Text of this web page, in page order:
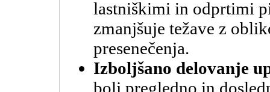
lastniškimi in odprtimi
zmanjšuje težave z
presenečenja.
Izboljšano delovanje
bolj pregledno in